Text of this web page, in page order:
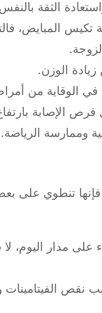
الثقة
تكيس المبايض،
الوزن.
الوقاية من
فرص الإصابة
وممارسة الرياضة.
تنطوي على
مدار اليوم،
نقص الفيتامينات